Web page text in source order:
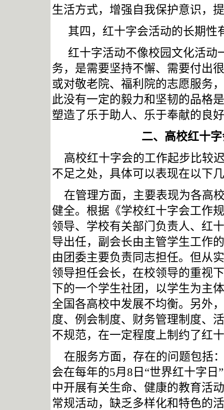
生活方式，增强自我保护意识，
其四，红十字会活动的长期性
红十字活动不像校园文化活动
务，是需要坚持不懈、需要付出
或对敬老院、福利院的志愿服务
此没有一定的毅力和坚韧的品格
塑造了乐于助人、乐于奉献的良
二、高校红十
高校红十字会的工作起步比较
不足之处，具体可以表现在以下
在管理方面，主要表现为各高
健全。根据《学校红十字会工作
领导、学校有关部门负责人、红
导出任，副会长由主管学生工作
由团委主要负责同志担任。但从
领导担任会长，在校领导的重视
下的一个学生社团，以学生为主
全国各高校中发展不均衡。另外
度、例会制度、财务管理制度、
不规范，在一定程度上制约了红
在服务方面，存在的问题包括
会在每年的5月 8 日 “世界红十字日
中开展有关生命、健康的教育活
常规活动，缺乏多样化和特色的